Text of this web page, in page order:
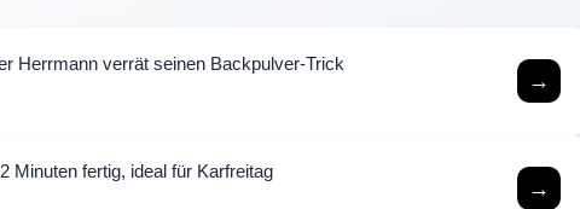
Herrmann verrät seinen Backpulver-Trick
→
Minuten fertig, ideal für Karfreitag
→